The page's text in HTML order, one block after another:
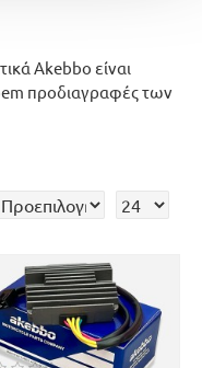
Akebbo είναι
προδιαγραφές των